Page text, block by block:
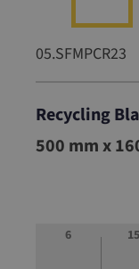
05.SFMPCR23
Recycling
500 mm x
6 15